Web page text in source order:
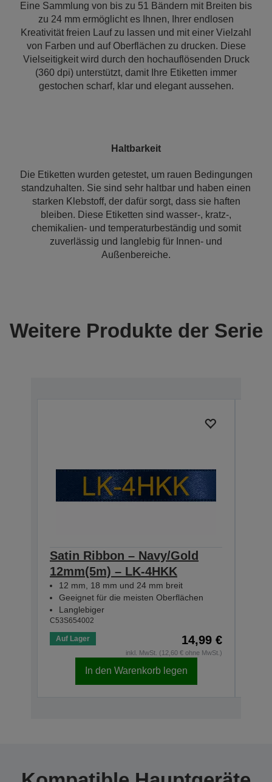
Eine Sammlung von bis zu 51 Bändern mit Breiten bis
zu 24 mm ermöglicht es Ihnen, Ihrer endlosen
Kreativität freien Lauf zu lassen und mit einer Vielzahl
von Farben und auf Oberflächen zu drucken. Diese
Vielseitigkeit wird durch den hochauflösenden Druck
(360 dpi) unterstützt, damit Ihre Etiketten immer
gestochen scharf, klar und elegant aussehen.
Haltbarkeit
Die Etiketten wurden getestet, um rauen Bedingungen
standzuhalten. Sie sind sehr haltbar und haben einen
starken Klebstoff, der dafür sorgt, dass sie haften
bleiben. Diese Etiketten sind wasser-, kratz-,
chemikalien- und temperaturbeständig und somit
zuverlässig und langlebig für Innen- und
Außenbereiche.
Weitere Produkte der Serie
Satin Ribbon – Navy/Gold
12mm(5m) – LK-4HKK
12 mm, 18 mm und 24 mm breit
Geeignet für die meisten Oberflächen
Langlebiger
C53S654002
Auf Lager 14,99 €
inkl. MwSt. (12,60 € ohne MwSt.)
In den Warenkorb legen